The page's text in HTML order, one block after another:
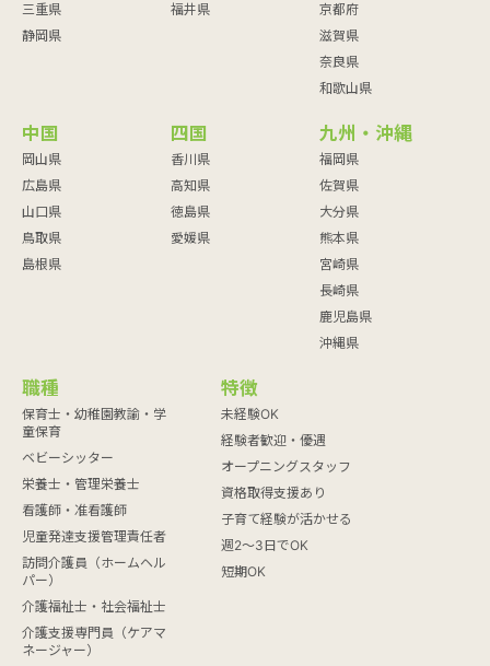
三重県
静岡県
福井県
京都府
滋賀県
奈良県
和歌山県
中国
岡山県
広島県
山口県
鳥取県
島根県
四国
香川県
高知県
徳島県
愛媛県
九州・沖縄
福岡県
佐賀県
大分県
熊本県
宮崎県
長崎県
鹿児島県
沖縄県
職種
保育士・幼稚園教諭・学
童保育
ベビーシッター
栄養士・管理栄養士
看護師・准看護師
児童発達支援管理責任者
訪問介護員（ホームヘル
パー）
介護福祉士・社会福祉士
介護支援専門員（ケアマ
ネージャー）
特徴
未経験OK
経験者歓迎・優遇
オープニングスタッフ
資格取得支援あり
子育て経験が活かせる
週2～3日でOK
短期OK